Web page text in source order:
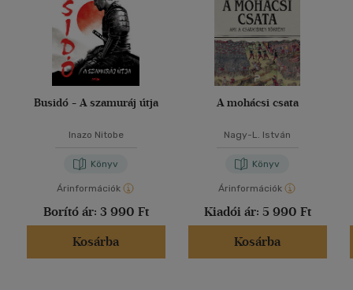
Busidó - A szamuráj útja
Inazo Nitobe
Könyv
Árinformációk
Borító ár: 3 990 Ft
Kosárba
A mohácsi csata
Nagy-L. István
Könyv
Árinformációk
Kiadói ár: 5 990 Ft
Kosárba